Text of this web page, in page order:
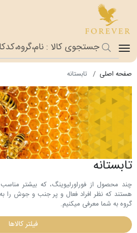
صفحه اصلی تابستانه
تابستانه
چند محصول از فوراورلیوینگ، که بیشتر
هستند که نظر افراد فعال و پر جنب و جوش را
گروه به شما معرفی میکنیم.
فیلتر کالاها